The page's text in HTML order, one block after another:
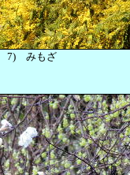
7) みもざ